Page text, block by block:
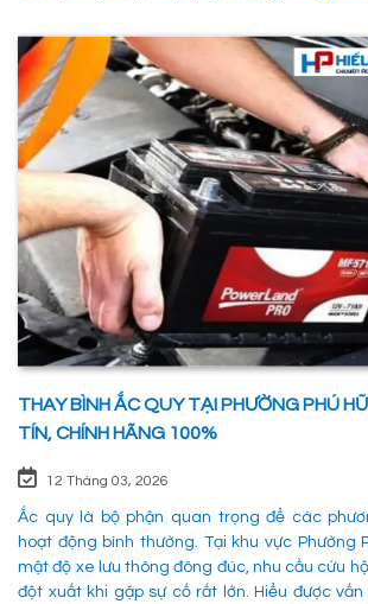
bảo an toàn cho các phường tiện và tiết
sử dụng. 1. Các phương pháp khắc phục sự cố khi ắc quy hỏng tại
Phường Tăng Nhơn Phú Quận 9 Khi xe không thể khởi động do vấn
đề về điện, có rất nhiều ng
THAY BÌNH ẮC QUY TẠI PHƯỜNG PHÚ
TÍN, CHÍNH HÃNG 100%
12 Tháng 03, 2026
Ắc quy là bộ phận quan trọng để các
hoạt động bình thường. Tại khu vực Phường
mật độ xe lưu thông đông đúc, nhu cầu cứu
đột xuất khi gặp sự cố rất lớn. Hiểu được vấn